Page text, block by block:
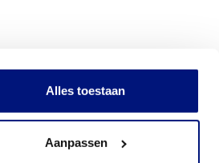
Alles toestaan
Aanpassen